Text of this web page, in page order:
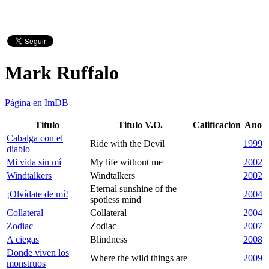
Mark Ruffalo
Página en ImDB
Titulo Titulo V.O. Calificacion Ano
Cabalga con el
diablo
Ride with the Devil
1999
Mi vida sin mí
My life without me
2002
Windtalkers
Windtalkers
2002
¡Olvídate de mí!
Eternal sunshine of the
spotless mind
2004
Collateral
Collateral
2004
Zodiac
Zodiac
2007
A ciegas
Blindness
2008
Donde viven los
monstruos
Where the wild things are
2009